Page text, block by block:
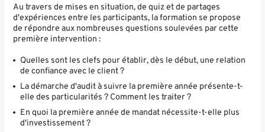
Au travers de mises en situation, de quiz et de partages
d'expériences entre les participants, la formation se propose
de répondre aux nombreuses questions soulevées par cette
première intervention :
Quelles sont les clefs pour établir, dès le début, une relation
de confiance avec le client ?
La démarche d'audit à suivre la première année présente-t-
elle des particularités ? Comment les traiter ?
En quoi la première année de mandat nécessite-t-elle plus
d'investissement ?